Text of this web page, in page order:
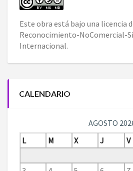
Este obra está bajo una licencia
Reconocimiento-NoComercial-
Internacional.
CALENDARIO
AGOSTO
L
M X J V